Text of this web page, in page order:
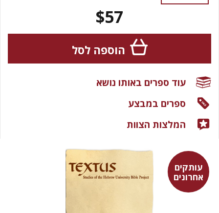
עותקים
אחרונים
$57
הוספה לסל
עוד ספרים באותו נושא
ספרים במבצע
המלצות הצוות